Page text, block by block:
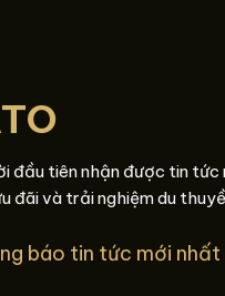
đầu tiên nhận được tin
đãi và trải nghiệm du
báo tin tức mới nhất